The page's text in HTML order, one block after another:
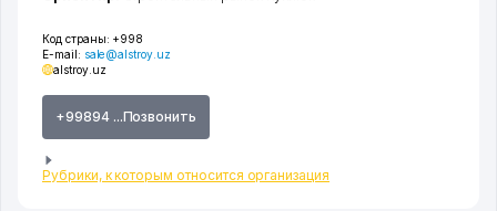
Код страны: +998
E-mail: sale@alstroy.uz
alstroy.uz
+99894 ...Позвонить
Рубрики, к которым относится организация